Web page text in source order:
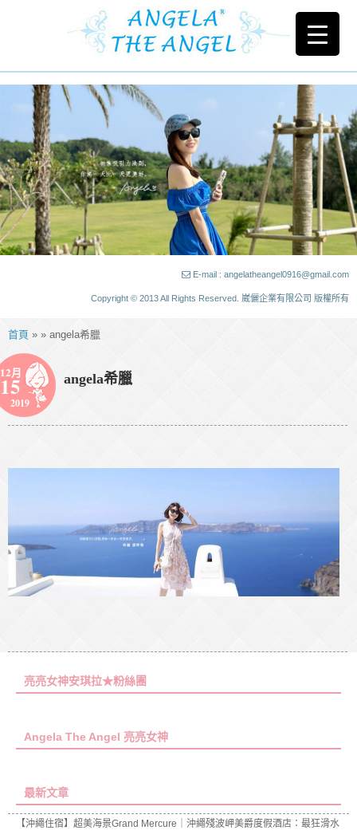
E-mail : angelatheangel0916@gmail.com
Copyright © 2013 All Rights Reserved. 崴儷企業有限公司 版權所有
首頁 » » angela希臘
12月
15
2019
angela希臘
亮亮女神安琪拉★粉絲團
Angela The Angel 亮亮女神
最新文章
【沖繩住宿】超美海景Grand Mercure｜沖繩殘波岬美爵度假酒店：最狂滑水